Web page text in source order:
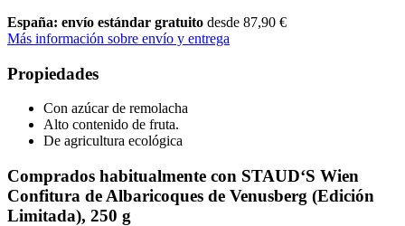
España: envío estándar gratuito desde 87,90 €
Más información sobre envío y entrega
Propiedades
Con azúcar de remolacha
Alto contenido de fruta.
De agricultura ecológica
Comprados habitualmente con STAUD‘S Wien
Confitura de Albaricoques de Venusberg (Edición
Limitada), 250 g